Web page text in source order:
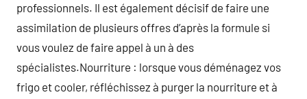
professionnels. Il est également décisif de faire une
assimilation de plusieurs offres d’après la formule si
vous voulez de faire appel à un à des
spécialistes.Nourriture : lorsque vous déménagez vos
frigo et cooler, réfléchissez à purger la nourriture et à